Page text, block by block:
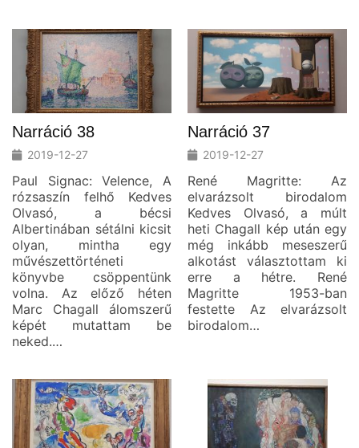
Narráció 38
2019-12-27
Paul Signac: Velence, A
rózsaszín felhő Kedves
Olvasó, a bécsi
Albertinában sétálni kicsit
olyan, mintha egy
művészettörténeti
könyvbe csöppentünk
volna. Az előző héten
Marc Chagall álomszerű
képét mutattam be
neked.…
Narráció 37
2019-12-27
René Magritte: Az
elvarázsolt birodalom
Kedves Olvasó, a múlt
heti Chagall kép után egy
még inkább meseszerű
alkotást választottam ki
erre a hétre. René
Magritte 1953-ban
festette Az elvarázsolt
birodalom…